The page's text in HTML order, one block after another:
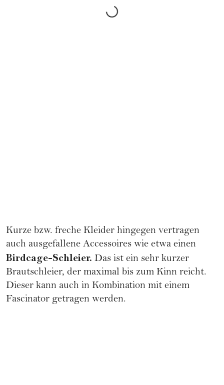
Kurze bzw. freche Kleider hingegen vertragen
auch ausgefallene Accessoires wie etwa einen
Birdcage-Schleier. Das ist ein sehr kurzer
Brautschleier, der maximal bis zum Kinn reicht.
Dieser kann auch in Kombination mit einem
Fascinator getragen werden.